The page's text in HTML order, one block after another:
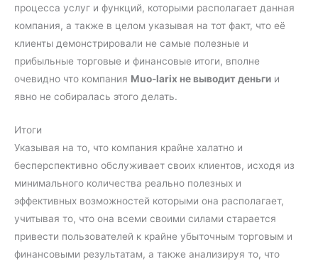
процесса услуг и функций, которыми располагает данная
компания, а также в целом указывая на тот факт, что её
клиенты демонстрировали не самые полезные и
прибыльные торговые и финансовые итоги, вполне
очевидно что компания Muo-larix не выводит деньги и
явно не собиралась этого делать.
Итоги
Указывая на то, что компания крайне халатно и
бесперспективно обслуживает своих клиентов, исходя из
минимального количества реально полезных и
эффективных возможностей которыми она располагает,
учитывая то, что она всеми своими силами старается
привести пользователей к крайне убыточным торговым и
финансовыми результатам, а также анализируя то, что